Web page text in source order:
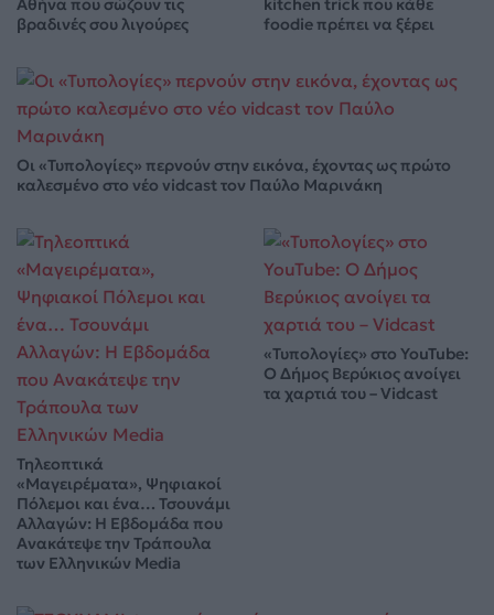
Αθήνα που σώζουν τις
βραδινές σου λιγούρες
kitchen trick που κάθε
foodie πρέπει να ξέρει
Οι «Τυπολογίες» περνούν στην εικόνα, έχοντας ως πρώτο
καλεσμένο στο νέο vidcast τον Παύλο Μαρινάκη
Τηλεοπτικά
«Μαγειρέματα», Ψηφιακοί
Πόλεμοι και ένα… Τσουνάμι
Αλλαγών: Η Εβδομάδα που
Ανακάτεψε την Τράπουλα
των Ελληνικών Media
«Τυπολογίες» στο YouTube:
Ο Δήμος Βερύκιος ανοίγει
τα χαρτιά του – Vidcast